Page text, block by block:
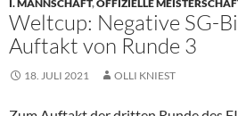
I. MANNSCHAFT,OFFIZIELLE
Weltcup: Negative SG-
Auftakt von Runde 3
18. JULI 2021 OLLI KNIEST